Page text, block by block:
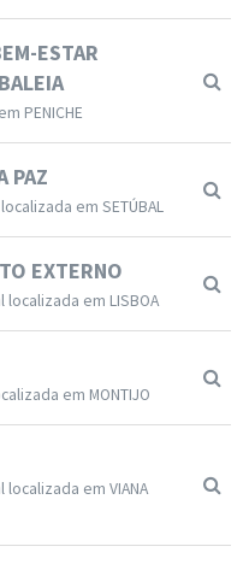
ESTAR
PENICHE
PAZ
em SETÚBAL
EXTERNO
em LISBOA
em MONTIJO
em VIANA